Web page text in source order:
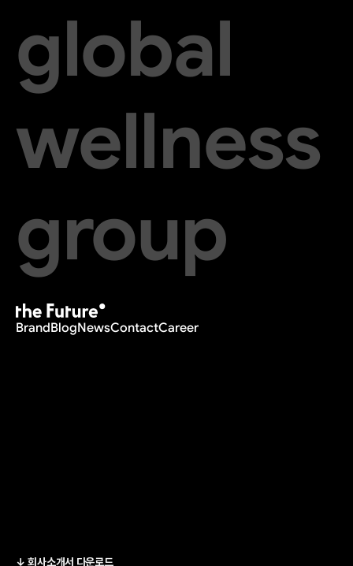
global
wellness
group
BrandBlogNewsContactCareer
↓ 회사소개서 다운로드